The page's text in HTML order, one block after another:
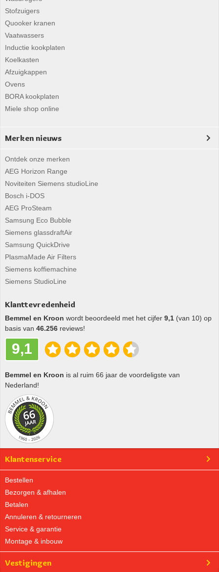
Stofzuigers
Quooker kranen
Vaatwassers
Inductie kookplaten
Koelkasten
Afzuigkappen
Ovens
BORA kookplaten
Miele shop online
Merken nieuws
Ontdek onze merken
AEG Horizon Range
Noviteiten Siemens studioLine
Bosch i-DOS
AEG ProSteam
Samsung Eco Bubble
Siemens glassdraftAir
Samsung QuickDrive
PlasmaMade Air Filters
Siemens koffiemachine
Siemens StudioLine
Klanttevredenheid
Bemmel en Kroon wordt beoordeeld met het cijfer 9,1 (van 10) op
basis van 46.256 reviews!
9,1
Bemmel en Kroon is al ruim 66 jaar de voordeligste van
Nederland!
Klantenservice
Bestellen
Bezorgen & afhalen
Betalen
Annuleren & retourneren
Service & garantie
Montage & inbouw
Vestigingen